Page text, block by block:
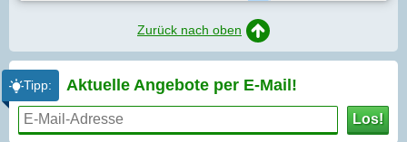
Zurück nach oben
Tipp: Aktuelle Angebote per E-Mail!
Los!